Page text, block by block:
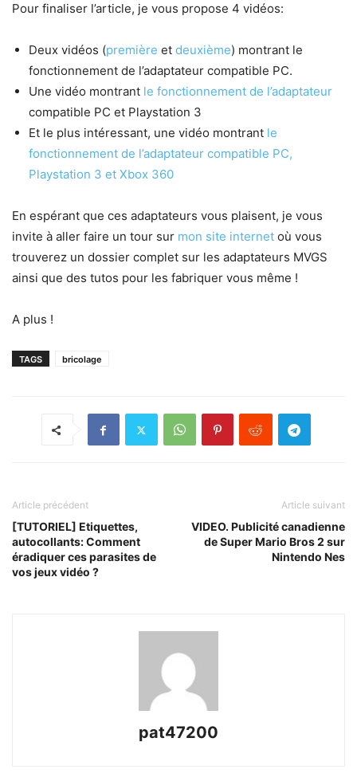
Pour finaliser l’article, je vous propose 4 vidéos:
Deux vidéos (première et deuxième) montrant le
fonctionnement de l’adaptateur compatible PC.
Une vidéo montrant le fonctionnement de l’adaptateur
compatible PC et Playstation 3
Et le plus intéressant, une vidéo montrant le
fonctionnement de l’adaptateur compatible PC,
Playstation 3 et Xbox 360
En espérant que ces adaptateurs vous plaisent, je vous
invite à aller faire un tour sur mon site internet où vous
trouverez un dossier complet sur les adaptateurs MVGS
ainsi que des tutos pour les fabriquer vous même !
A plus !
TAGS bricolage
Article précédent
[TUTORIEL] Etiquettes,
autocollants: Comment
éradiquer ces parasites de
vos jeux vidéo ?
Article suivant
VIDEO. Publicité canadienne
de Super Mario Bros 2 sur
Nintendo Nes
pat47200